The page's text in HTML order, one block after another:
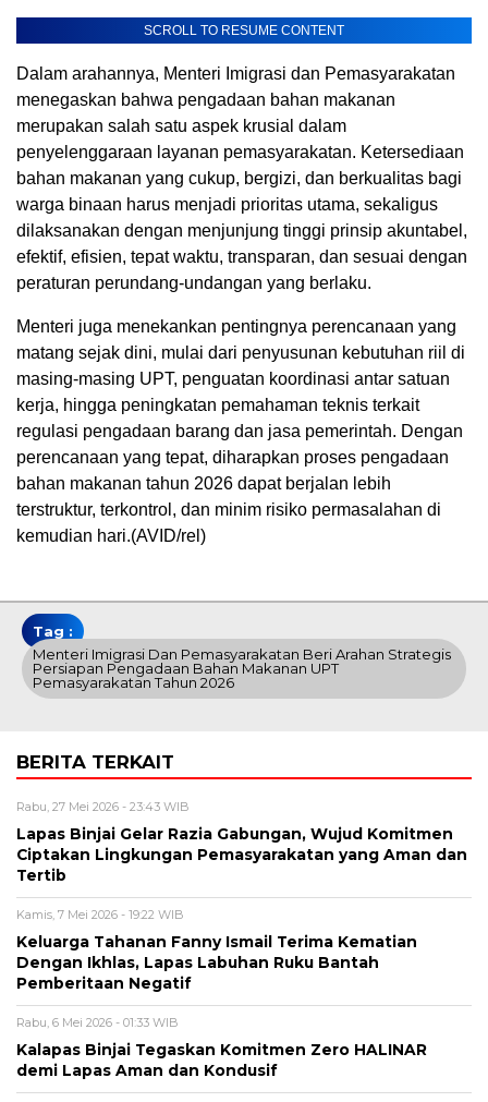
SCROLL TO RESUME CONTENT
Dalam arahannya, Menteri Imigrasi dan Pemasyarakatan
menegaskan bahwa pengadaan bahan makanan
merupakan salah satu aspek krusial dalam
penyelenggaraan layanan pemasyarakatan. Ketersediaan
bahan makanan yang cukup, bergizi, dan berkualitas bagi
warga binaan harus menjadi prioritas utama, sekaligus
dilaksanakan dengan menjunjung tinggi prinsip akuntabel,
efektif, efisien, tepat waktu, transparan, dan sesuai dengan
peraturan perundang-undangan yang berlaku.
Menteri juga menekankan pentingnya perencanaan yang
matang sejak dini, mulai dari penyusunan kebutuhan riil di
masing-masing UPT, penguatan koordinasi antar satuan
kerja, hingga peningkatan pemahaman teknis terkait
regulasi pengadaan barang dan jasa pemerintah. Dengan
perencanaan yang tepat, diharapkan proses pengadaan
bahan makanan tahun 2026 dapat berjalan lebih
terstruktur, terkontrol, dan minim risiko permasalahan di
kemudian hari.(AVID/rel)
Tag :
Menteri Imigrasi Dan Pemasyarakatan Beri Arahan Strategis
Persiapan Pengadaan Bahan Makanan UPT
Pemasyarakatan Tahun 2026
BERITA TERKAIT
Rabu, 27 Mei 2026 - 23:43 WIB
Lapas Binjai Gelar Razia Gabungan, Wujud Komitmen
Ciptakan Lingkungan Pemasyarakatan yang Aman dan
Tertib
Kamis, 7 Mei 2026 - 19:22 WIB
Keluarga Tahanan Fanny Ismail Terima Kematian
Dengan Ikhlas, Lapas Labuhan Ruku Bantah
Pemberitaan Negatif
Rabu, 6 Mei 2026 - 01:33 WIB
Kalapas Binjai Tegaskan Komitmen Zero HALINAR
demi Lapas Aman dan Kondusif